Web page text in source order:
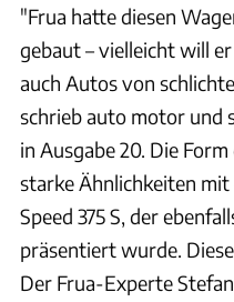
"Frua hatte diesen
gebaut – vielleicht will
auch Autos von
schrieb auto motor und
in Ausgabe 20. Die
starke Ähnlichkeiten
Speed 375 S, der
präsentiert wurde.
Der Frua-Experte